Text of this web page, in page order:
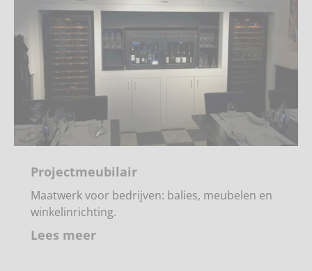
Projectmeubilair
Maatwerk voor bedrijven: balies, meubelen en
winkelinrichting.
Lees meer